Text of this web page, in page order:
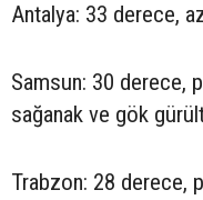
Antalya: 33 derece,
Samsun: 30 derece,
sağanak ve gök
Trabzon: 28 derece,